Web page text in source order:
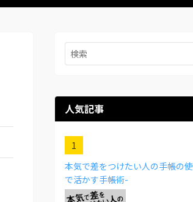
人気記事
本気で差をつけたい人の手帳の
で活かす手帳術-